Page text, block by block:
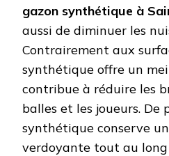
gazon synthétique à
aussi de diminuer les
Contrairement aux
synthétique offre un
contribue à réduire les
balles et les joueurs. De
synthétique conserve
verdoyante tout au long